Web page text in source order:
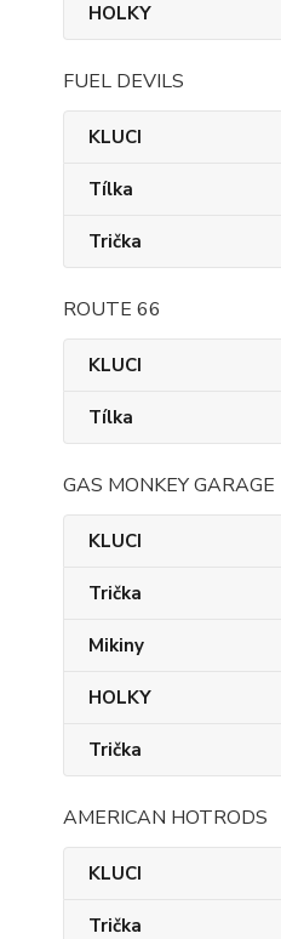
HOLKY
FUEL DEVILS
KLUCI
Tílka
Trička
ROUTE 66
KLUCI
Tílka
GAS MONKEY GARAGE
KLUCI
Trička
Mikiny
HOLKY
Trička
AMERICAN HOTRODS
KLUCI
Trička